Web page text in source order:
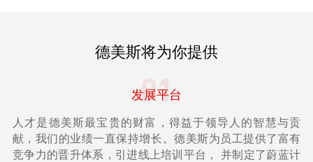
德美斯将为你提供
01
发展平台
人才是德美斯最宝贵的财富，得益于领导人的智慧与贡
献，我们的业绩一直保持增长。德美斯为员工提供了富有
竞争力的晋升体系，引进线上培训平台， 并制定了蔚蓝计